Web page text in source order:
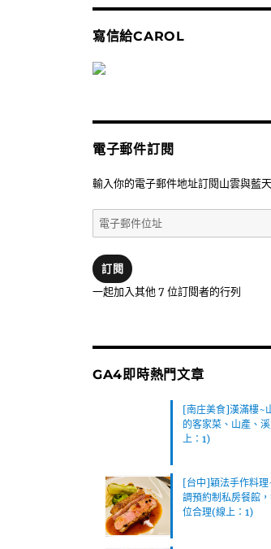
寫信給CAROL
電子郵件訂閱
輸入你的電子郵件地址訂閱山雲與藍
電
子
件
位
訂閱
一起加入其他 7 位訂閱者的行列
GA4即時熱門文章
[南庄美食]漢滿樓~
的客家菜、山產、
上：1)
[台中]穎法手作料
調預約制私房餐館
位合理(線上：1)